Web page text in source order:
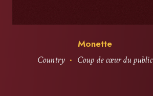
Monette
Country · Coup de cœur du public